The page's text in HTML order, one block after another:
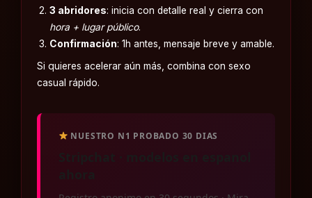
3 abridores: inicia con detalle real y cierra con
hora + lugar público.
Confirmación: 1h antes, mensaje breve y amable.
Si quieres acelerar aún más, combina con sexo
casual rápido.
NUESTRO N1 PROBADO 30 DIAS